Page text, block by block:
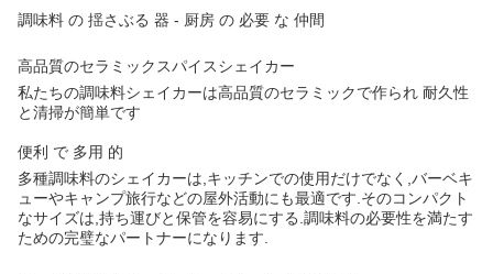
調味料 の 揺さぶる 器 - 厨房 の 必要 な 仲間
高品質のセラミックスパイスシェイカー
私たちの調味料シェイカーは高品質のセラミックで作られ 耐久性
と清掃が簡単です
便利 で 多用 的
多種調味料のシェイカーは,キッチンでの使用だけでなく,バーベキ
ューやキャンプ旅行などの屋外活動にも最適です.そのコンパクト
なサイズは,持ち運びと保管を容易にする.調味料の必要性を満たす
ための完璧なパートナーになります.